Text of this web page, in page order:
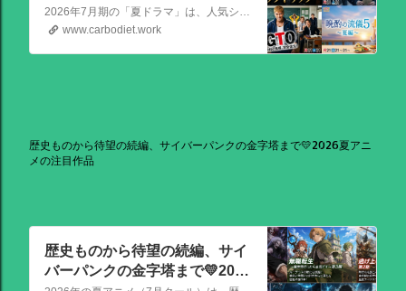
骨太な新作が熱い！📺2026年7
月期（夏ドラマ）
2026年7月期の「夏ドラマ」は、人気シリーズの続編から、往年の名作の復活、豪華キャストによる骨太な新作まで、かなり熱いラインアップが出そろっています！
www.carbodiet.work
歴史ものから待望の続編、サイバーパンクの金字塔まで💛2026夏アニ
メの注目作品
歴史ものから待望の続編、サイ
バーパンクの金字塔まで💛2026